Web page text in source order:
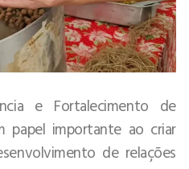
e Fortalecimento de
papel importante ao criar
de relações